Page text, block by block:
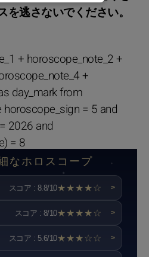
逃さないでください。
+ horoscope_note_2 +
+
day_mark from
= 5 and
2026 and
= 8
なホロスコープ
スコア : 8.8/10★★★★☆ >
スコア : 8/10★★★★☆ >
スコア : 5.6/10★★★☆☆ >